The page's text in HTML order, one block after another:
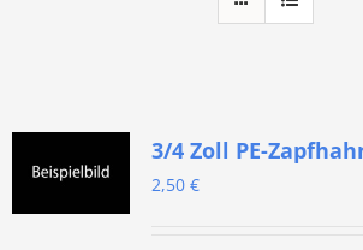
3/4 Zoll PE-
2,50 €